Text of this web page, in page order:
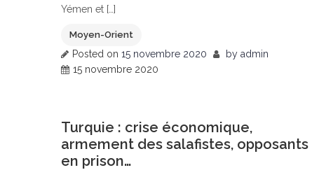
Yémen et […]
Moyen-Orient
Posted on 15 novembre 2020 by admin
15 novembre 2020
Turquie : crise économique,
armement des salafistes, opposants
en prison…